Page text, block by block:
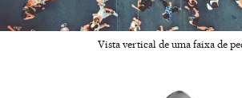
Vista vertical de uma faixa de